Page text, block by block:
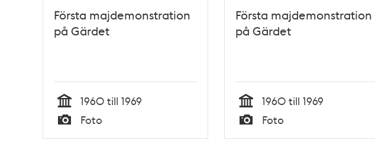
Första majdemonstration
på Gärdet
Tid
1960 till 1969
Typ
Foto
Första majdemonstration
på Gärdet
Tid
1960 till 1969
Typ
Foto